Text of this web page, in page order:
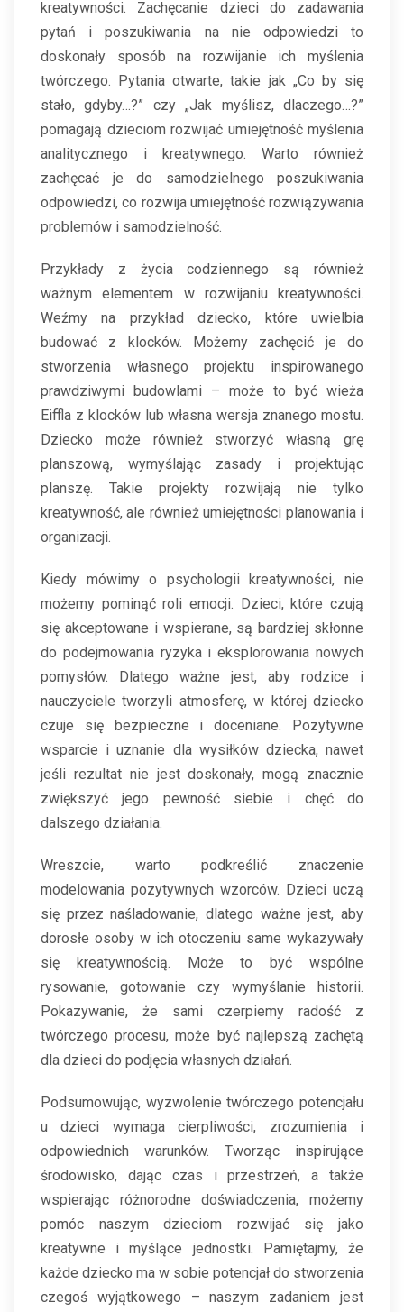
kreatywności. Zachęcanie dzieci do zadawania
pytań i poszukiwania na nie odpowiedzi to
doskonały sposób na rozwijanie ich myślenia
twórczego. Pytania otwarte, takie jak „Co by się
stało, gdyby…?” czy „Jak myślisz, dlaczego…?”
pomagają dzieciom rozwijać umiejętność myślenia
analitycznego i kreatywnego. Warto również
zachęcać je do samodzielnego poszukiwania
odpowiedzi, co rozwija umiejętność rozwiązywania
problemów i samodzielność.
Przykłady z życia codziennego są również
ważnym elementem w rozwijaniu kreatywności.
Weźmy na przykład dziecko, które uwielbia
budować z klocków. Możemy zachęcić je do
stworzenia własnego projektu inspirowanego
prawdziwymi budowlami – może to być wieża
Eiffla z klocków lub własna wersja znanego mostu.
Dziecko może również stworzyć własną grę
planszową, wymyślając zasady i projektując
planszę. Takie projekty rozwijają nie tylko
kreatywność, ale również umiejętności planowania i
organizacji.
Kiedy mówimy o psychologii kreatywności, nie
możemy pominąć roli emocji. Dzieci, które czują
się akceptowane i wspierane, są bardziej skłonne
do podejmowania ryzyka i eksplorowania nowych
pomysłów. Dlatego ważne jest, aby rodzice i
nauczyciele tworzyli atmosferę, w której dziecko
czuje się bezpieczne i doceniane. Pozytywne
wsparcie i uznanie dla wysiłków dziecka, nawet
jeśli rezultat nie jest doskonały, mogą znacznie
zwiększyć jego pewność siebie i chęć do
dalszego działania.
Wreszcie, warto podkreślić znaczenie
modelowania pozytywnych wzorców. Dzieci uczą
się przez naśladowanie, dlatego ważne jest, aby
dorosłe osoby w ich otoczeniu same wykazywały
się kreatywnością. Może to być wspólne
rysowanie, gotowanie czy wymyślanie historii.
Pokazywanie, że sami czerpiemy radość z
twórczego procesu, może być najlepszą zachętą
dla dzieci do podjęcia własnych działań.
Podsumowując, wyzwolenie twórczego potencjału
u dzieci wymaga cierpliwości, zrozumienia i
odpowiednich warunków. Tworząc inspirujące
środowisko, dając czas i przestrzeń, a także
wspierając różnorodne doświadczenia, możemy
pomóc naszym dzieciom rozwijać się jako
kreatywne i myślące jednostki. Pamiętajmy, że
każde dziecko ma w sobie potencjał do stworzenia
czegoś wyjątkowego – naszym zadaniem jest